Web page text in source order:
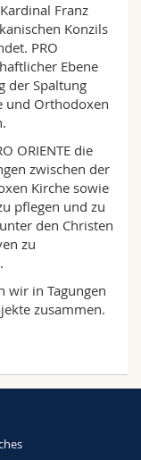
Franz
Konzils
PRO
Ebene
der Spaltung
und Orthodoxen
ORIENTE die
zwischen der
Kirche sowie
pflegen und zu
den Christen
zu
wir in Tagungen
zusammen.